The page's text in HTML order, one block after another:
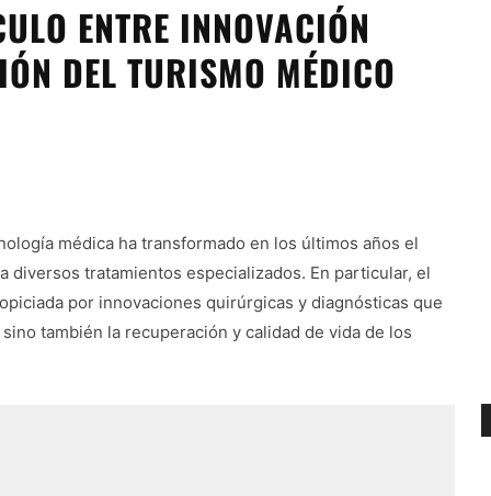
ENTRE INNOVACIÓN
DEL TURISMO MÉDICO
médica ha transformado en los últimos años el
tratamientos especializados. En particular, el
por innovaciones quirúrgicas y diagnósticas que
también la recuperación y calidad de vida de los